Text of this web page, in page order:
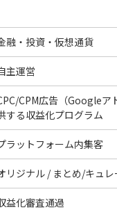
融・投資・仮想通貨
主運営
CPM広告（Googleア
する収益化プログラム
ラットフォーム内集客
リジナル / まとめ/キュレ
益化審査通過